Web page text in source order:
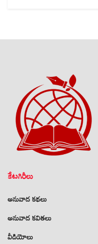
కేటగిరీలు
అనువాద కథలు
అనువాద కవితలు
వీడియోలు